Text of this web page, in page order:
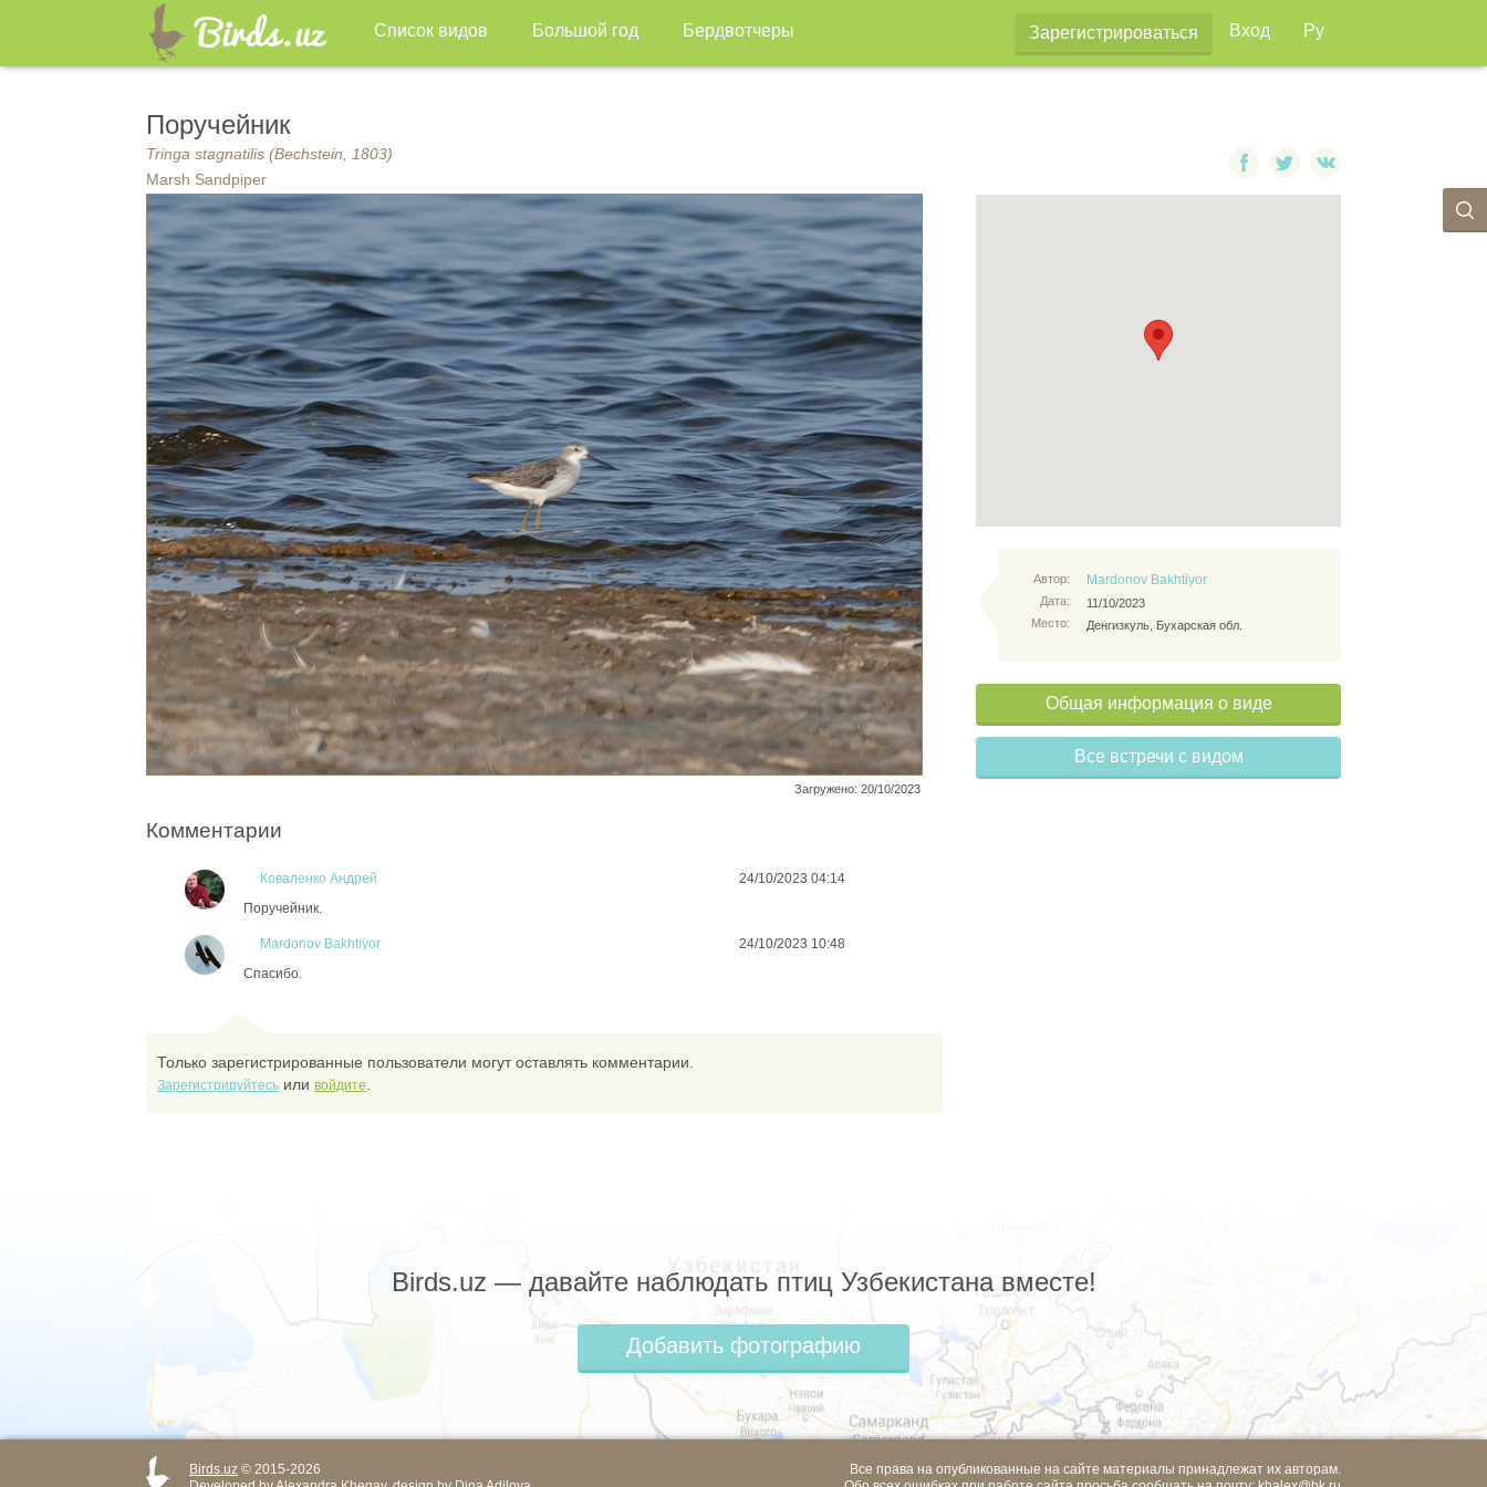
Список видов Большой год Бердвотчеры Зарегистрироваться Вход Ру
Поручейник
Tringa stagnatilis (Bechstein, 1803)
Marsh Sandpiper
Загружено: 20/10/2023
Автор:
Дата:
Место:
Mardonov Bakhtiyor
11/10/2023
Денгизкуль, Бухарская обл.
Общая информация о виде
Все встречи с видом
Комментарии
Коваленко Андрей
24/10/2023 04:14
Поручейник.
Mardonov Bakhtiyor
24/10/2023 10:48
Спасибо.
Только зарегистрированные пользователи могут оставлять комментарии.
Зарегистрируйтесь или войдите
Birds.uz — давайте наблюдать птиц Узбекистана вместе!
Добавить фотографию
Birds.uz © 2015-2026
Все права на опубликованные на сайте материалы принадлежат их авторам.